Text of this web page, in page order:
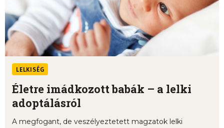
LELKISÉG
Életre imádkozott babák – a lelki
adoptálásról
A megfogant, de veszélyeztetett magzatok lelki